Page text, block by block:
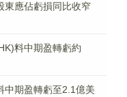
東應佔虧損同比收窄
料中期盈轉虧約
中期盈轉虧至2.1億美